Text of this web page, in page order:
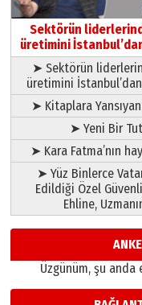
Başkan
bir
02
Sektörün
üretimini İstanbul’dan
➤ Sektörün
üretimini İstanbul’dan
➤ Kitaplara
➤ Yeni Bir
➤ Kara Fatma’nın
➤ Yüz Binlerce
Edildiği Özel
Ehline,
Üzgünüm, şu